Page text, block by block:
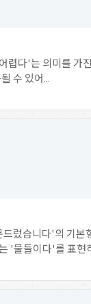
렵다'는 의미를 가
수 있어...
렀습니다'의 기본
'물들이다'를 표현